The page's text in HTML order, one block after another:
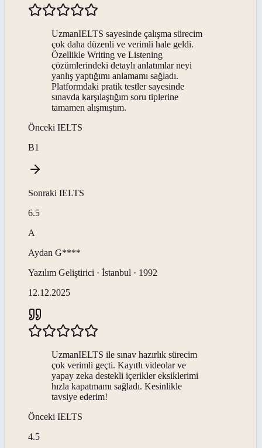
UzmanIELTS sayesinde çalışma sürecim
çok daha düzenli ve verimli hale geldi.
Özellikle Writing ve Listening
çözümlerindeki detaylı anlatımlar neyi
yanlış yaptığımı anlamamı sağladı.
Platformdaki pratik testler sayesinde
sınavda karşılaştığım soru tiplerine
tamamen alışmıştım.
Önceki IELTS
B1
Sonraki IELTS
6.5
A
Aydan G****
Yazılım Geliştirici · İstanbul · 1992
12.12.2025
UzmanIELTS ile sınav hazırlık sürecim
çok verimli geçti. Kayıtlı videolar ve
yapay zeka destekli içerikler eksiklerimi
hızla kapatmamı sağladı. Kesinlikle
tavsiye ederim!
Önceki IELTS
4.5